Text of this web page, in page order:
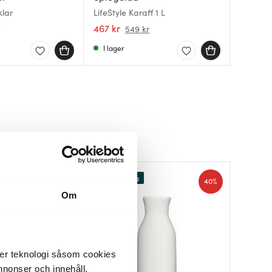
Om
teknologi såsom cookies
och innehåll,
LifeStyle Karaff 1 L
467 kr 549 kr
I lager
40%
Lagerrensning